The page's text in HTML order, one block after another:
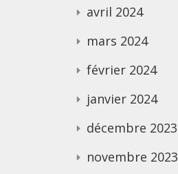
avril 2024
mars 2024
février 2024
janvier 2024
décembre 2023
novembre 2023